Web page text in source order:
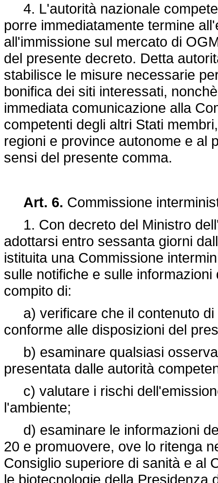
4. L'autorità nazionale
porre immediatamente termine
all'immissione sul mercato di
del presente decreto. Detta
stabilisce le misure necessarie
bonifica dei siti interessati,
immediata comunicazione alla
competenti degli altri Stati
regioni e province autonome e al
sensi del presente comma.
Art. 6. Commissione
1. Con decreto del Ministro
adottarsi entro sessanta giorni
istituita una Commissione
sulle notifiche e sulle
compito di:
a) verificare che il contenuto di
conforme alle disposizioni del
b) esaminare qualsiasi
presentata dalle autorità
c) valutare i rischi
l'ambiente;
d) esaminare le informazioni
20 e promuovere, ove lo ritenga
Consiglio superiore di sanità e al
le biotecnologie della Presidenza